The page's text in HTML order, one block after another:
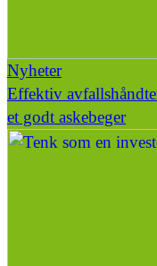
Nyheter
Effektiv
et godt askebeger